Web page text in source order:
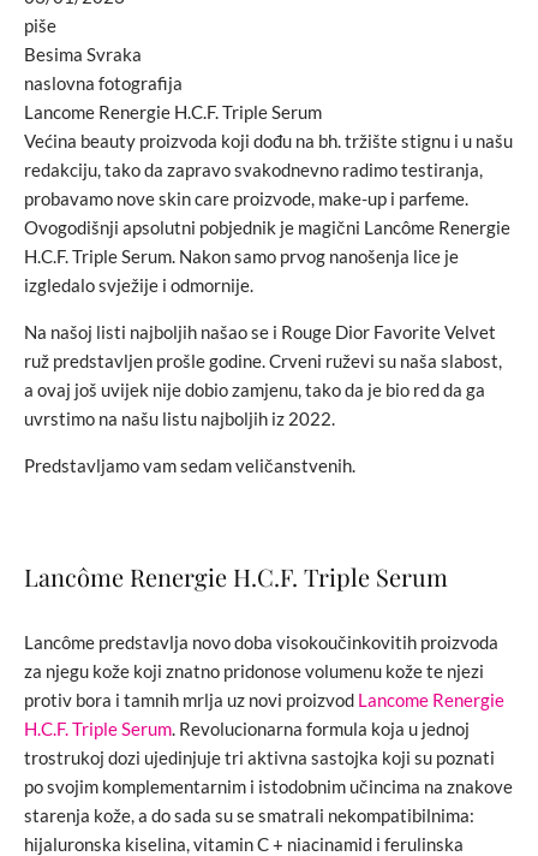
piše
Besima Svraka
naslovna fotografija
Lancome Renergie H.C.F. Triple Serum
Većina beauty proizvoda koji dođu na bh. tržište stignu i u našu
redakciju, tako da zapravo svakodnevno radimo testiranja,
probavamo nove skin care proizvode, make-up i parfeme.
Ovogodišnji apsolutni pobjednik je magični Lancôme Renergie
H.C.F. Triple Serum. Nakon samo prvog nanošenja lice je
izgledalo svježije i odmornije.
Na našoj listi najboljih našao se i Rouge Dior Favorite Velvet
ruž predstavljen prošle godine. Crveni ruževi su naša slabost,
a ovaj još uvijek nije dobio zamjenu, tako da je bio red da ga
uvrstimo na našu listu najboljih iz 2022.
Predstavljamo vam sedam veličanstvenih.
Lancôme Renergie H.C.F. Triple Serum
Lancôme predstavlja novo doba visokoučinkovitih proizvoda
za njegu kože koji znatno pridonose volumenu kože te njezi
protiv bora i tamnih mrlja uz novi proizvod Lancome Renergie
H.C.F. Triple Serum. Revolucionarna formula koja u jednoj
trostrukoj dozi ujedinjuje tri aktivna sastojka koji su poznati
po svojim komplementarnim i istodobnim učincima na znakove
starenja kože, a do sada su se smatrali nekompatibilnima:
hijaluronska kiselina, vitamin C + niacinamid i ferulinska